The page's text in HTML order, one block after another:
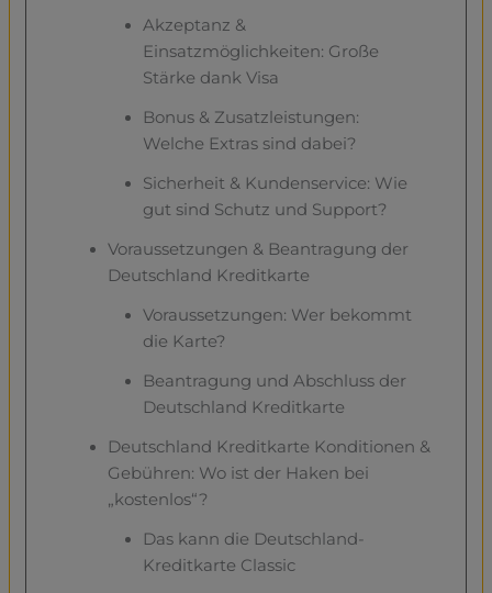
Akzeptanz &
Einsatzmöglichkeiten: Große
Stärke dank Visa
Bonus & Zusatzleistungen:
Welche Extras sind dabei?
Sicherheit & Kundenservice: Wie
gut sind Schutz und Support?
Voraussetzungen & Beantragung der
Deutschland Kreditkarte
Voraussetzungen: Wer bekommt
die Karte?
Beantragung und Abschluss der
Deutschland Kreditkarte
Deutschland Kreditkarte Konditionen &
Gebühren: Wo ist der Haken bei
„kostenlos“?
Das kann die Deutschland-
Kreditkarte Classic